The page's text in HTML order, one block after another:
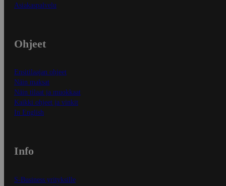
Asiakaspalvelu
Ohjeet
Ensitilaajan ohjeet
Näin maksat
Näin tilaat ja muokkaat
Kaikki ohjeet ja vinkit
In English
Info
S-Business yrityksille